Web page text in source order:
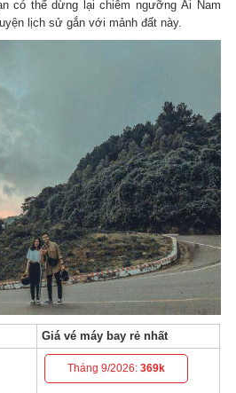
có thể dừng lại chiêm ngưỡng Ải Nam
lịch sử gắn với mảnh đất này.
Giá vé máy bay rẻ nhất
Tháng 9/2026:369k